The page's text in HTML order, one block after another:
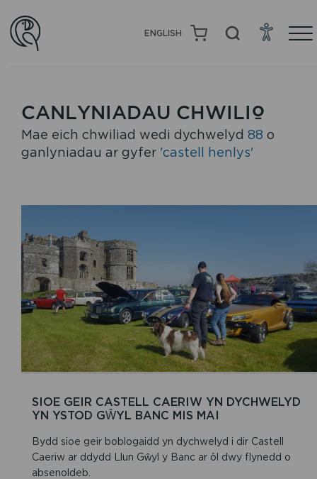
ENGLISH
CANLYNIADAU CHWILIO
Mae eich chwiliad wedi dychwelyd 88 o
ganlyniadau ar gyfer 'castell henlys'
SIOE GEIR CASTELL CAERIW YN DYCHWELYD
YN YSTOD GŴYL BANC MIS MAI
Bydd sioe geir boblogaidd yn dychwelyd i dir Castell
Caeriw ar ddydd Llun Gŵyl y Banc ar ôl dwy flynedd o
absenoldeb.